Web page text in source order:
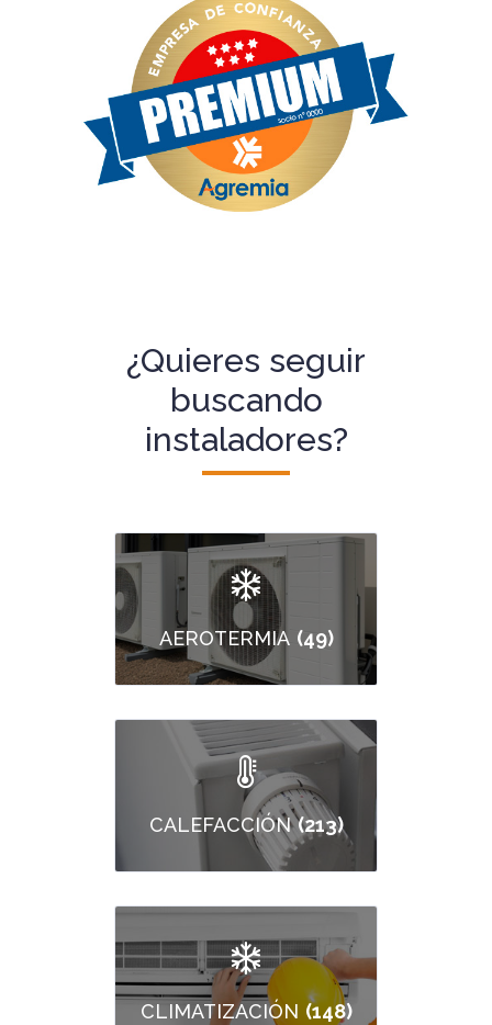
¿Quieres seguir
buscando
instaladores?
AEROTERMIA (49)
CALEFACCIÓN (213)
CLIMATIZACIÓN (148)